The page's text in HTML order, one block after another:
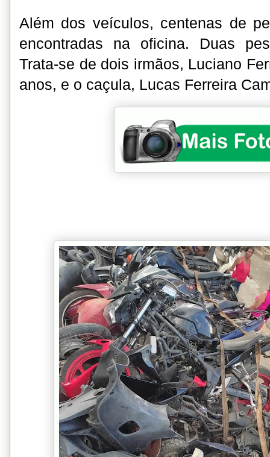
Além dos veículos, centenas de
encontradas na oficina. Duas
Trata-se de dois irmãos, Luciano
anos, e o caçula, Lucas Ferreira